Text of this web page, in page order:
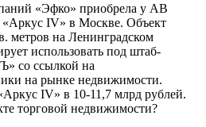
«Эфко» приобрела у AB
«Аркус IV» в Москве. Объект
метров на Ленинградском
использовать под штаб-
со ссылкой на
на рынке недвижимости.
IV» в 10-11,7 млрд рублей.
торговой недвижимости?